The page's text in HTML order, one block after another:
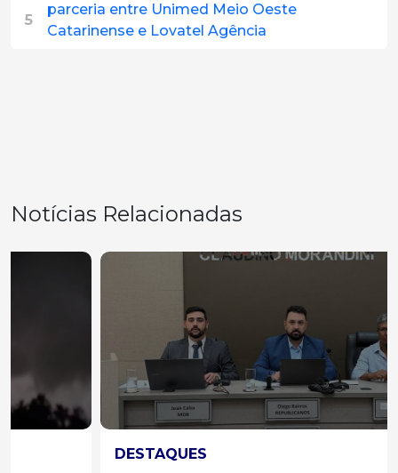
5
parceria entre Unimed Meio Oeste
Catarinense e Lovatel Agência
Notícias Relacionadas